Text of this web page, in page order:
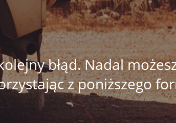
błąd. Nadal
z poniższego